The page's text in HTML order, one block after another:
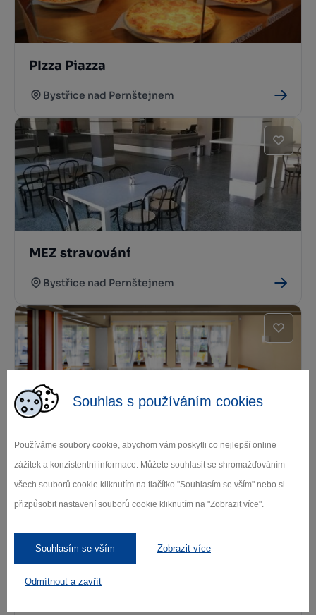
Souhlas s používáním cookies
Používáme soubory cookie, abychom vám poskytli co nejlepší online
zážitek a konzistentní informace. Můžete souhlasit se shromažďováním
všech souborů cookie kliknutím na tlačítko "Souhlasím se vším" nebo si
přizpůsobit nastavení souborů cookie kliknutím na "Zobrazit více".
Souhlasím se vším Zobrazit více
Odmítnout a zavřít
PIzza Piazza
Bystřice nad Pernštejnem
MEZ stravování
Bystřice nad Pernštejnem
Restaurace Harenda
Bystřice nad Pernštejnem